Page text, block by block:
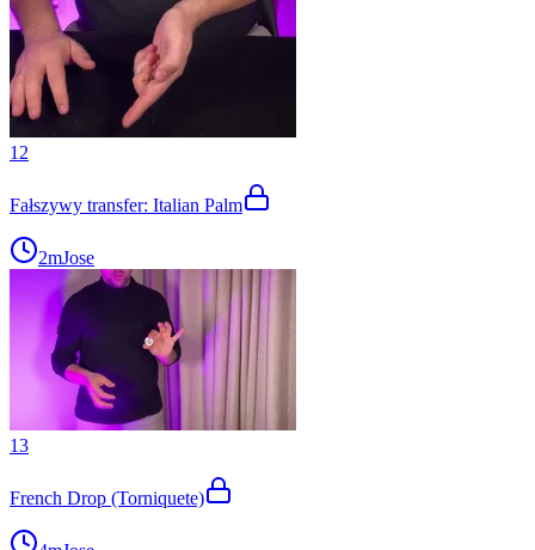
12
Fałszywy transfer: Italian Palm
2mJose
13
French Drop (Torniquete)